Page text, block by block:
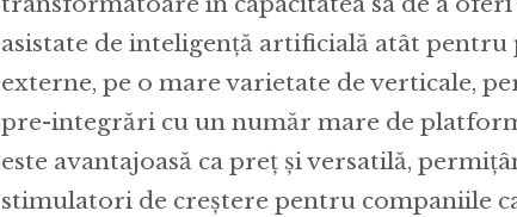
asistate de inteligență artificială atât pentru
externe, pe o mare varietate de verticale,
pre-integrări cu un număr mare de
este avantajoasă ca preț și versatilă,
stimulatori de creștere pentru companiile